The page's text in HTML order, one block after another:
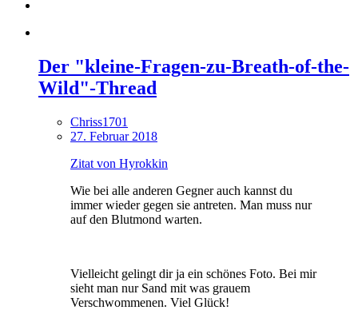
Der "kleine-Fragen-zu-Breath-of-the-
Wild"-Thread
Chriss1701
27. Februar 2018
Zitat von Hyrokkin
Wie bei alle anderen Gegner auch kannst du
immer wieder gegen sie antreten. Man muss nur
auf den Blutmond warten.
Vielleicht gelingt dir ja ein schönes Foto. Bei mir
sieht man nur Sand mit was grauem
Verschwommenen. Viel Glück!